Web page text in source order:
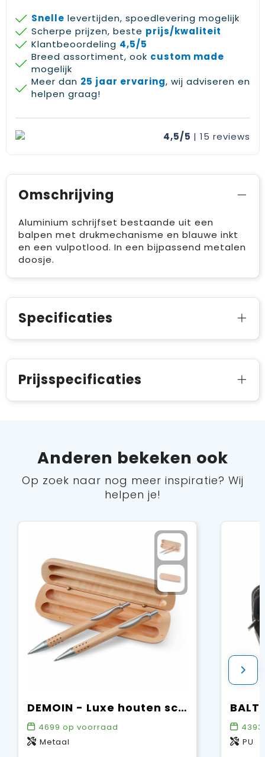
Snelle levertijden, spoedlevering mogelijk
Scherpe prijzen, beste prijs/kwaliteit
Klantbeoordeling 4,5/5
Breed assortiment, ook custom made
mogelijk
Meer dan 25 jaar ervaring, wij adviseren en
helpen graag!
4,5/5 | 15 reviews
Omschrijving
Aluminium schrijfset bestaande uit een
balpen met drukmechanisme en blauwe inkt
en een vulpotlood. In een bijpassend metalen
doosje.
Specificaties
Prijsspecificaties
Anderen bekeken ook
Op zoek naar nog meer inspiratie? Wij
helpen je!
DEMOIN - Luxe houten schrijfset
4699 op voorraad
Metaal
4393
PU